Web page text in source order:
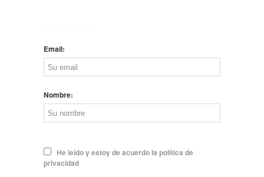
Email:
Nombre:
He leído y estoy de acuerdo la política de
privacidad